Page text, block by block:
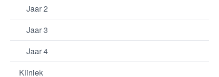
Jaar 2
Jaar 3
Jaar 4
Kliniek